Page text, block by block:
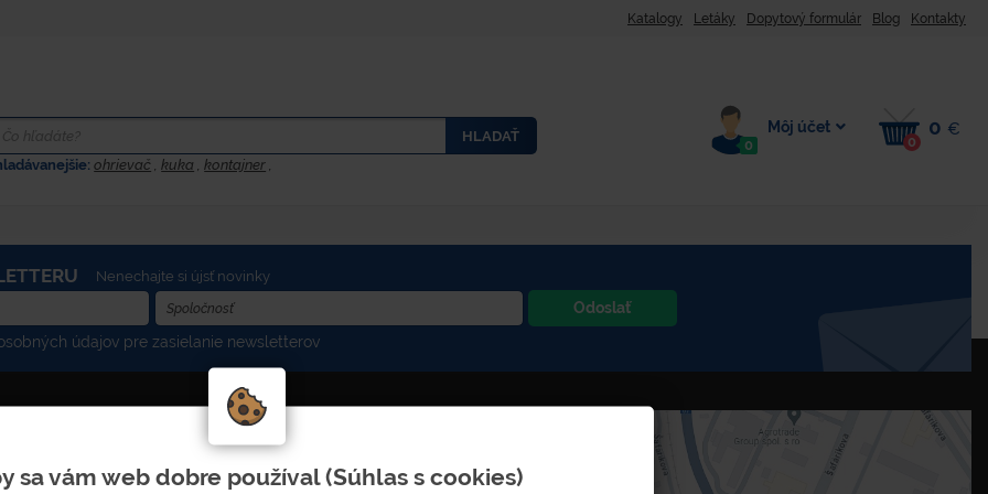
Katalogy Letáky Dopytový formulár Blog Kontakty
HLADAŤ
ohrievač ,kuka ,kontajner ,
0
Môj účet
0
0 €
Nenechajte si újsť novinky
Odoslať
údajov pre zasielanie newsletterov
sa vám web dobre používal (Súhlas s cookies)